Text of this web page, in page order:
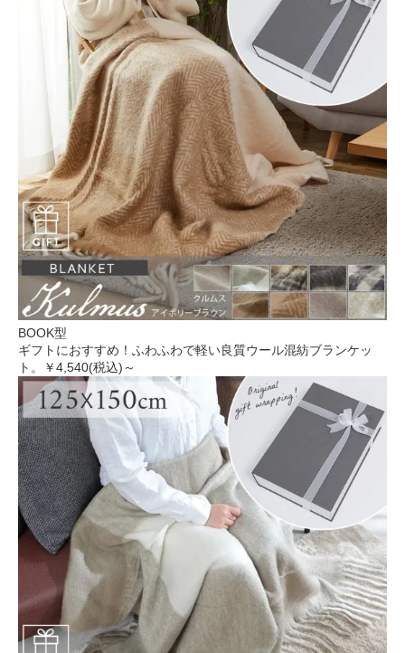
BOOK型
ギフトにおすすめ！ふわふわで軽い良質ウール混紡ブランケッ
ト。
￥4,540(税込)～